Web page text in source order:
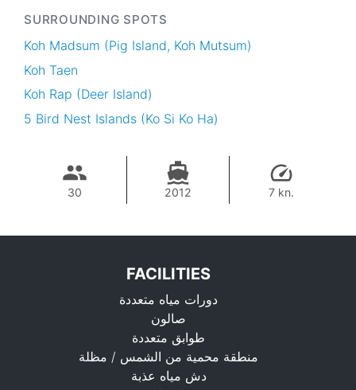
SURROUNDING SPOTS
Koh Madsum (Pig Island, Koh Mutsum)
Koh Taen
Koh Rap (Deer Island)
5 Bird Nest Islands (Ko Si Ko Ha)
30 2012 7 kn.
88,300 THB
FACILITIES
دورات مياه متعددة
صالون
طوابق متعددة
منطقة محمية من الشمس / مظلة
دش مياه عذبة